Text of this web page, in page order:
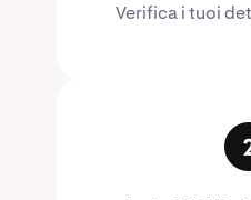
Verifica i tuoi